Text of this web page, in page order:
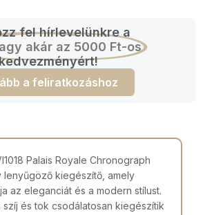
fel hírlevelünkre a
akár az 5000 Ft-os
a feliratkozáshoz
Palais Royale Chronograph
kiegészítő, amely
az eleganciát és a modern stílust.
szíj és tok csodálatosan kiegészítik